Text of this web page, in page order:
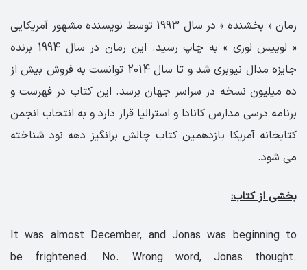
رمان « بخشنده » در سال 1993 توسط نویسنده مشهور آمریکایی
« لوییس لوری » به چاپ رسید. این رمان در سال 1994 برنده
جایزه مدال نیوبری شد و تا سال 2014 توانست به فروش بیش از
ده میلیون نسخه در سراسر جهان برسد. این کتاب در فهرست و
برنامه درسی مدارس کانادا و استرالیا قرار دارد و به انتخاب انجمن
کتابخانه آمریکا یازدهمین کتاب چالش برانگیز دهه نود شناخته
می شود.
بخشی از کتاب:
It was almost December, and Jonas was beginning to
be frightened. No. Wrong word, Jonas thought.